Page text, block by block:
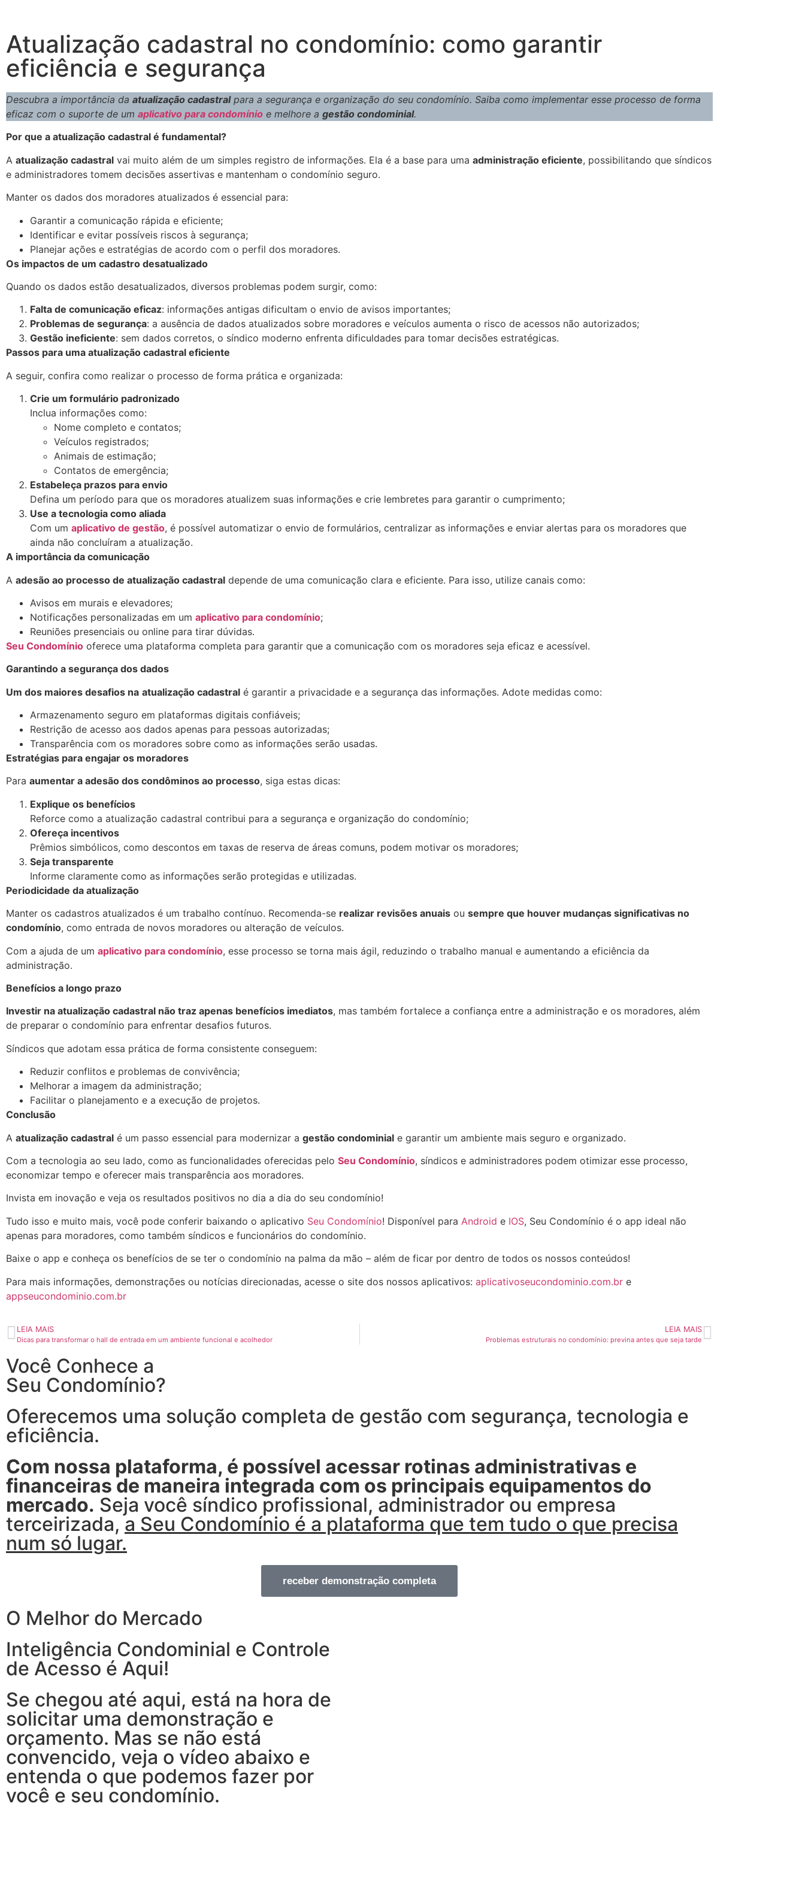
Atualização cadastral no condomínio: como garantir
eficiência e segurança
Descubra a importância da atualização cadastralpara a segurança e organização do seu condomínio. Saiba como implementar esse processo de forma
eficaz com o suporte de um aplicativo para condomínio e melhore a gestão condominial.
Por que a atualização cadastral é fundamental?
A atualização cadastral vai muito além de um simples registro de informações. Ela é a base para uma administração eficiente, possibilitando que síndicos
e administradores tomem decisões assertivas e mantenham o condomínio seguro.
Manter os dados dos moradores atualizados é essencial para:
Garantir a comunicação rápida e eficiente;
Identificar e evitar possíveis riscos à segurança;
Planejar ações e estratégias de acordo com o perfil dos moradores.
Os impactos de um cadastro desatualizado
Quando os dados estão desatualizados, diversos problemas podem surgir, como:
Falta de comunicação eficaz: informações antigas dificultam o envio de avisos importantes;
Problemas de segurança: a ausência de dados atualizados sobre moradores e veículos aumenta o risco de acessos não autorizados;
Gestão ineficiente: sem dados corretos, o síndico moderno enfrenta dificuldades para tomar decisões estratégicas.
Passos para uma atualização cadastral eficiente
A seguir, confira como realizar o processo de forma prática e organizada:
Crie um formulário padronizado
Inclua informações como:
Nome completo e contatos;
Veículos registrados;
Animais de estimação;
Contatos de emergência;
Estabeleça prazos para envio
Defina um período para que os moradores atualizem suas informações e crie lembretes para garantir o cumprimento;
Use a tecnologia como aliada
Com um aplicativo de gestão, é possível automatizar o envio de formulários, centralizar as informações e enviar alertas para os moradores que
ainda não concluíram a atualização.
A importância da comunicação
A adesão ao processo de atualização cadastral depende de uma comunicação clara e eficiente. Para isso, utilize canais como:
Avisos em murais e elevadores;
Notificações personalizadas em um aplicativo para condomínio;
Reuniões presenciais ou online para tirar dúvidas.
Seu Condomínio oferece uma plataforma completa para garantir que a comunicação com os moradores seja eficaz e acessível.
Garantindo a segurança dos dados
Um dos maiores desafios na atualização cadastral é garantir a privacidade e a segurança das informações. Adote medidas como:
Armazenamento seguro em plataformas digitais confiáveis;
Restrição de acesso aos dados apenas para pessoas autorizadas;
Transparência com os moradores sobre como as informações serão usadas.
Estratégias para engajar os moradores
Para aumentar a adesão dos condôminos ao processo, siga estas dicas:
Explique os benefícios
Reforce como a atualização cadastral contribui para a segurança e organização do condomínio;
Ofereça incentivos
Prêmios simbólicos, como descontos em taxas de reserva de áreas comuns, podem motivar os moradores;
Seja transparente
Informe claramente como as informações serão protegidas e utilizadas.
Periodicidade da atualização
Manter os cadastros atualizados é um trabalho contínuo. Recomenda-se realizar revisões anuais ou sempre que houver mudanças significativas no
condomínio, como entrada de novos moradores ou alteração de veículos.
Com a ajuda de um aplicativo para condomínio, esse processo se torna mais ágil, reduzindo o trabalho manual e aumentando a eficiência da
administração.
Benefícios a longo prazo
Investir na atualização cadastral não traz apenas benefícios imediatos, mas também fortalece a confiança entre a administração e os moradores, além
de preparar o condomínio para enfrentar desafios futuros.
Síndicos que adotam essa prática de forma consistente conseguem:
Reduzir conflitos e problemas de convivência;
Melhorar a imagem da administração;
Facilitar o planejamento e a execução de projetos.
Conclusão
A atualização cadastral é um passo essencial para modernizar a gestão condominial e garantir um ambiente mais seguro e organizado.
Com a tecnologia ao seu lado, como as funcionalidades oferecidas pelo Seu Condomínio, síndicos e administradores podem otimizar esse processo,
economizar tempo e oferecer mais transparência aos moradores.
Invista em inovação e veja os resultados positivos no dia a dia do seu condomínio!
Tudo isso e muito mais, você pode conferir baixando o aplicativo Seu Condomínio! Disponível para Android e IOS, Seu Condomínio é o app ideal não
apenas para moradores, como também síndicos e funcionários do condomínio.
Baixe o app e conheça os benefícios de se ter o condomínio na palma da mão – além de ficar por dentro de todos os nossos conteúdos!
Para mais informações, demonstrações ou notícias direcionadas, acesse o site dos nossos aplicativos: aplicativoseucondominio.com.br e
appseucondominio.com.br
LEIA MAIS
Dicas para transformar o hall de entrada em um ambiente funcional e acolhedor
LEIA MAIS
Problemas estruturais no condomínio: previna antes que seja tarde
Você Conhece a
Seu Condomínio?
Oferecemos uma solução completa de gestão com segurança, tecnologia e
eficiência.
Com nossa plataforma, é possível acessar rotinas administrativas e
financeiras de maneira integrada com os principais equipamentos do
mercado. Seja você síndico profissional, administrador ou empresa
terceirizada,a Seu Condomínio é a plataforma que tem tudo o que precisa
num só lugar.
receber demonstração completa
O Melhor do Mercado
Inteligência Condominial e Controle
de Acesso é Aqui!
Se chegou até aqui, está na hora de
solicitar uma demonstração e
orçamento. Mas se não está
convencido, veja o vídeo abaixo e
entenda o que podemos fazer por
você e seu condomínio.